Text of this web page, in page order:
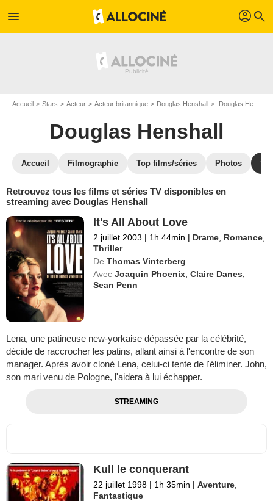
menu profil search
Accueil Stars Acteur Acteur britannique Douglas Henshall Douglas Henshall : Films et séries online
Douglas Henshall
Accueil Filmographie Top films/séries Photos
Retrouvez tous les films et séries TV disponibles en
streaming avec Douglas Henshall
It's All About Love
2 juillet 2003 | 1h 44min | Drame Romance
Thriller
De Thomas Vinterberg
Avec Joaquin Phoenix ,Claire Danes
Sean Penn
Lena, une patineuse new-yorkaise dépassée par la célébrité,
décide de raccrocher les patins, allant ainsi à l'encontre de son
manager. Après avoir cloné Lena, celui-ci tente de l'éliminer. John,
son mari venu de Pologne, l'aidera à lui échapper.
STREAMING
Kull le conquerant
22 juillet 1998 | 1h 35min | Aventure
Fantastique